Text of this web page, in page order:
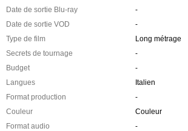
Date de sortie Blu-ray
-
Date de sortie VOD
-
Type de film
Long métrage
Secrets de tournage
-
Budget
-
Langues
Italien
Format production
-
Couleur
Couleur
Format audio
-